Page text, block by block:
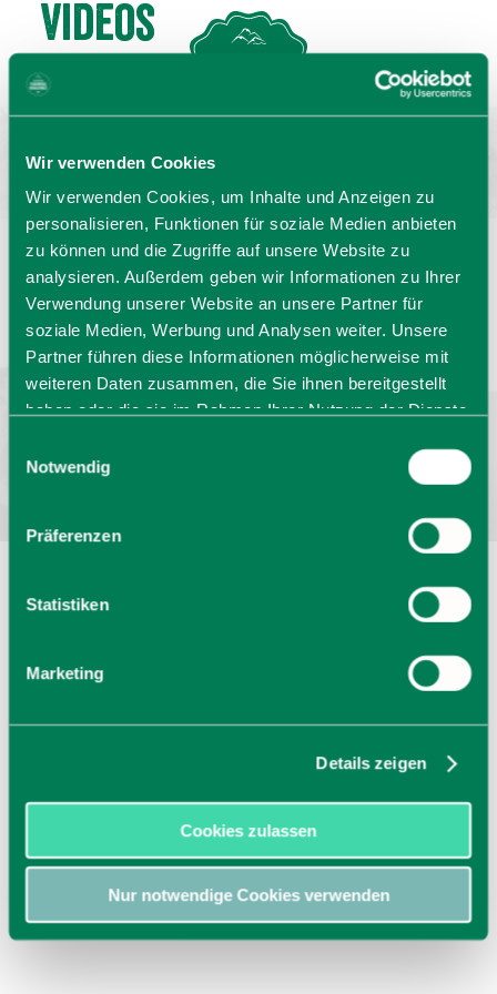
Wir verwenden Cookies
Wir verwenden Cookies, um Inhalte und Anzeigen zu
personalisieren, Funktionen für soziale Medien anbieten
zu können und die Zugriffe auf unsere Website zu
analysieren. Außerdem geben wir Informationen zu Ihrer
Verwendung unserer Website an unsere Partner für
soziale Medien, Werbung und Analysen weiter. Unsere
Partner führen diese Informationen möglicherweise mit
weiteren Daten zusammen, die Sie ihnen bereitgestellt
haben oder die sie im Rahmen Ihrer Nutzung der Dienste
Cookies, wenn Sie unsere Webseite weiterhin nutzen.
Notwendig
Präferenzen
Statistiken
Marketing
Details zeigen
Cookies zulassen
Nur notwendige Cookies verwenden
Videos
Sprache wählen: DE EN IT
Barrierefrei reisen Filmregion
Prospekte
Kontakt
Impressum
Datenschutz
Erklärung zur Barrierefreiheit
Bayern - traditionell anders
GASTGEBERSUCHE